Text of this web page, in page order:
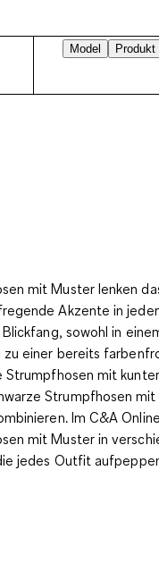
Model
Produkt
mit Muster lenken
Akzente in
sowohl in
zu einer bereits
Strumpfhosen mit
Strumpfhosen
Im C&A
mit Muster in
jedes Outfit